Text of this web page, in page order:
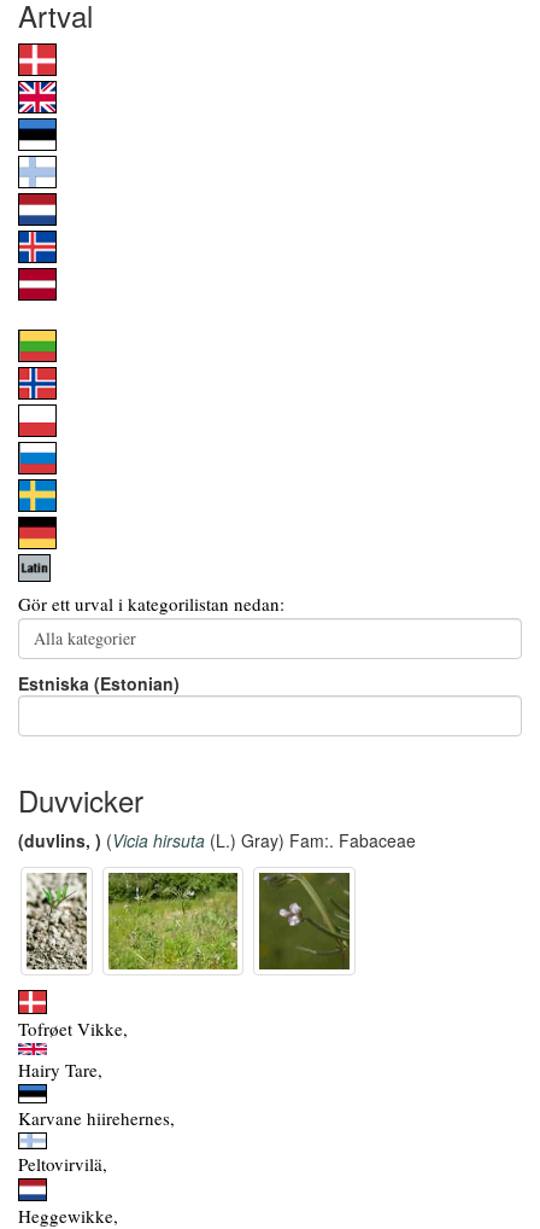
Artval
Gör ett urval i kategorilistan nedan:
Estniska (Estonian)
Duvvicker
(duvlins, ) (Vicia hirsuta (L.) Gray) Fam:. Fabaceae
Tofrøet Vikke,
Hairy Tare,
Karvane hiirehernes,
Peltovirvilä,
Heggewikke,